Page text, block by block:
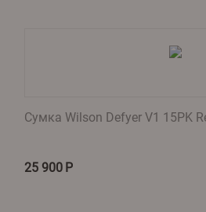
Сумка Wilson Defyer V1 15PK
25 900 Р